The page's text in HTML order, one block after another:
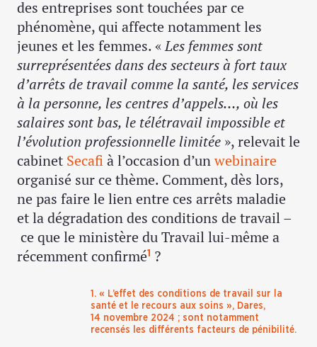
1. « L’effet des conditions de travail sur la
santé et le recours aux soins », Dares,
14 novembre 2024 ; sont notamment
recensés les différents facteurs de pénibilité.
des entreprises sont touchées par ce
phénomène, qui affecte notamment les
jeunes et les femmes. «Les femmes sont
surreprésentées dans des secteurs à fort taux
d’arrêts de travail comme la santé, les services
à la personne, les centres d’appels…, où les
salaires sont bas, le télétravail impossible et
l’évolution professionnelle limitée », relevait le
cabinet Secafià l’occasion d’unwebinaire
organisé sur ce thème. Comment, dès lors,
ne pas faire le lien entre ces arrêts maladie
et la dégradation des conditions de travail –
ce que le ministère du Travail lui-même a
récemment confirmé1 ?